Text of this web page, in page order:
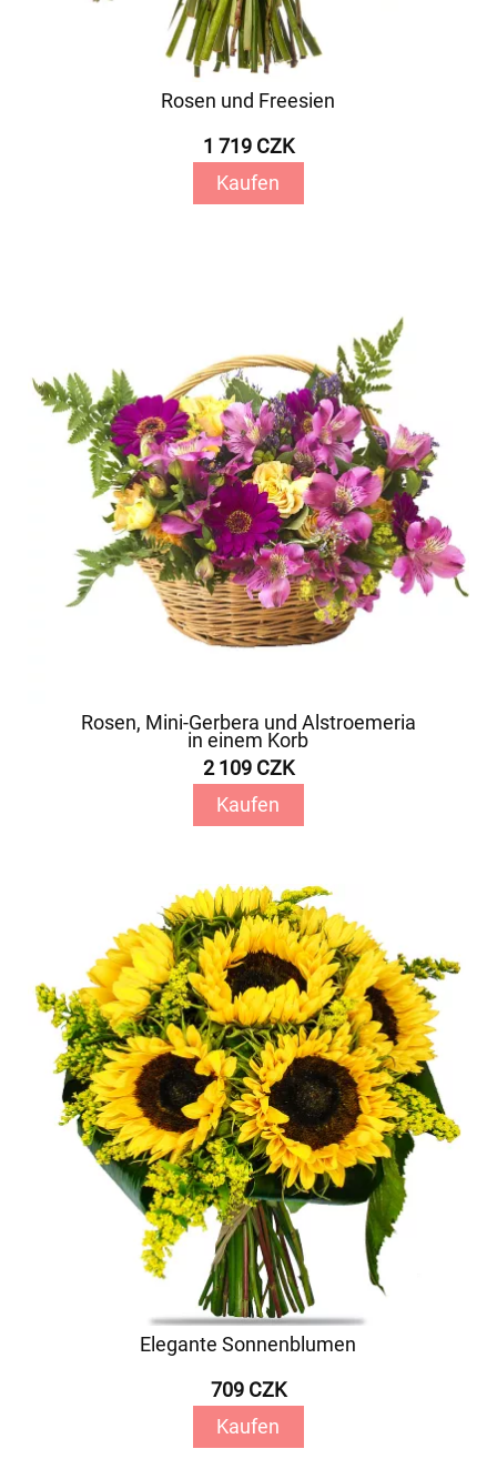
Rosen und Freesien
1 719 CZK
Kaufen
Rosen, Mini-Gerbera und Alstroemeria
in einem Korb
2 109 CZK
Kaufen
Elegante Sonnenblumen
709 CZK
Kaufen